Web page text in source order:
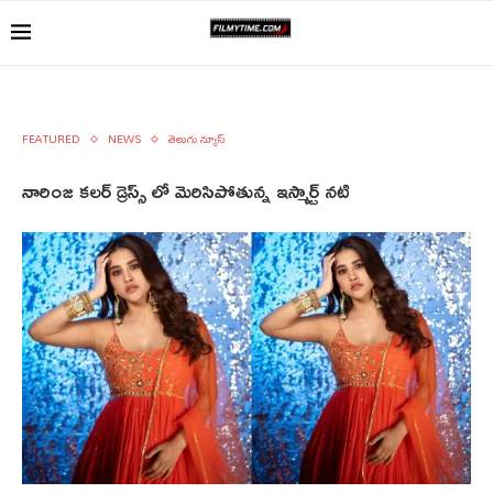
FEATURED NEWS తెలుగు న్యూస్
నారింజ కలర్ డ్రెస్స్ లో మెరిసిపోతున్న ఇస్మార్ట్ నటి